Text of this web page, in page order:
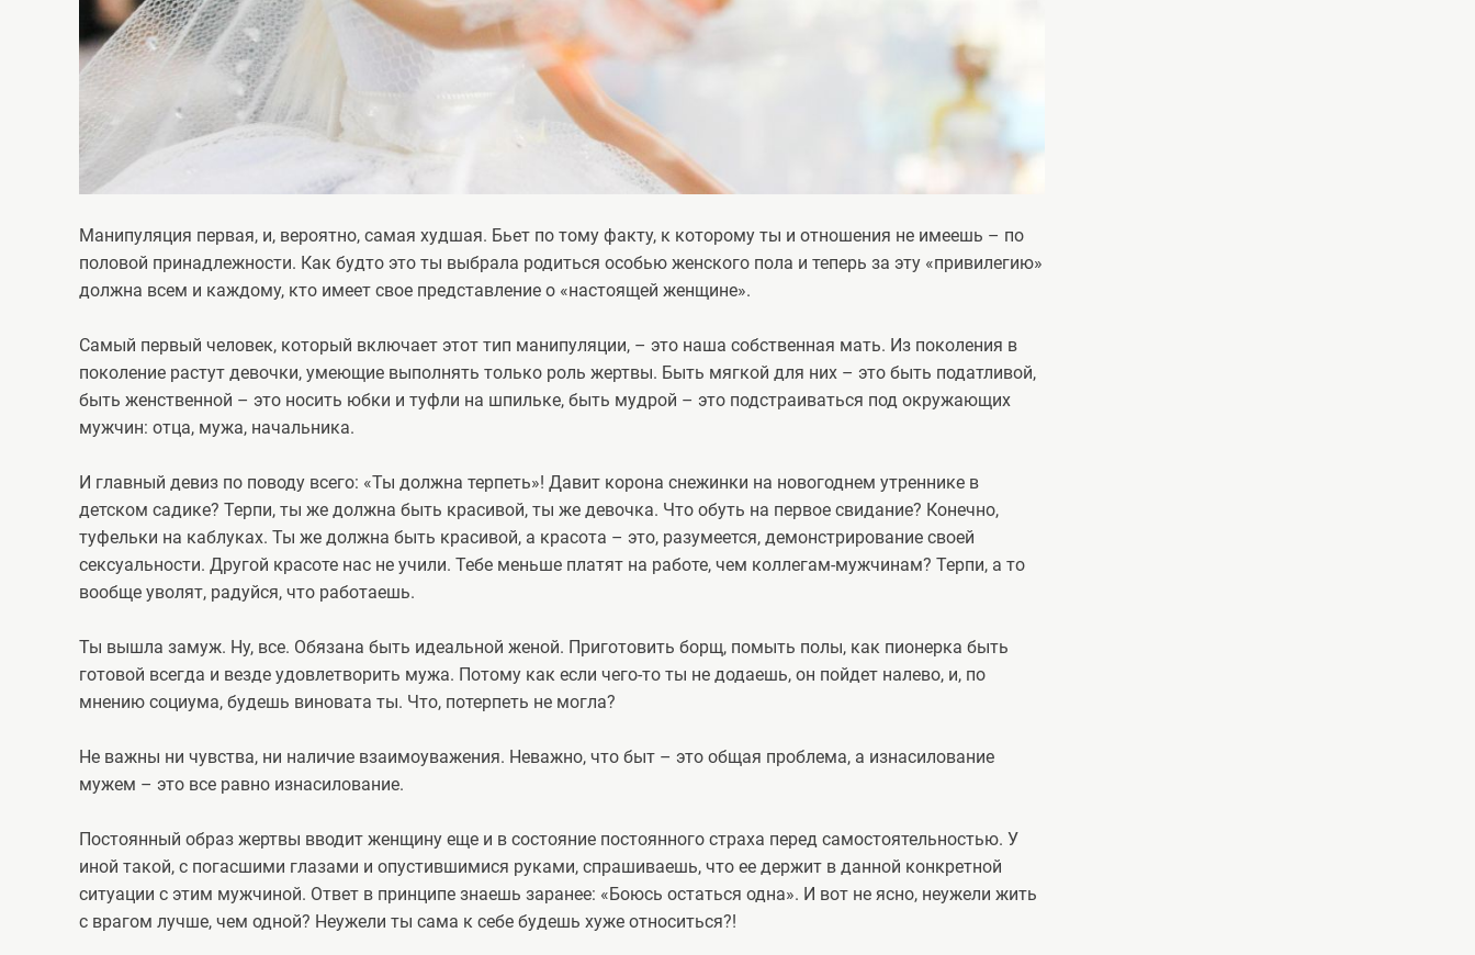
Манипуляция первая, и, вероятно, самая худшая. Бьет по тому факту, к которому ты и отношения не имеешь – по
половой принадлежности. Как будто это ты выбрала родиться особью женского пола и теперь за эту «привилегию»
должна всем и каждому, кто имеет свое представление о «настоящей женщине».
Самый первый человек, который включает этот тип манипуляции, – это наша собственная мать. Из поколения в
поколение растут девочки, умеющие выполнять только роль жертвы. Быть мягкой для них – это быть податливой,
быть женственной – это носить юбки и туфли на шпильке, быть мудрой – это подстраиваться под окружающих
мужчин: отца, мужа, начальника.
И главный девиз по поводу всего: «Ты должна терпеть»! Давит корона снежинки на новогоднем утреннике в
детском садике? Терпи, ты же должна быть красивой, ты же девочка. Что обуть на первое свидание? Конечно,
туфельки на каблуках. Ты же должна быть красивой, а красота – это, разумеется, демонстрирование своей
сексуальности. Другой красоте нас не учили. Тебе меньше платят на работе, чем коллегам-мужчинам? Терпи, а то
вообще уволят, радуйся, что работаешь.
Ты вышла замуж. Ну, все. Обязана быть идеальной женой. Приготовить борщ, помыть полы, как пионерка быть
готовой всегда и везде удовлетворить мужа. Потому как если чего-то ты не додаешь, он пойдет налево, и, по
мнению социума, будешь виновата ты. Что, потерпеть не могла?
Не важны ни чувства, ни наличие взаимоуважения. Неважно, что быт – это общая проблема, а изнасилование
мужем – это все равно изнасилование.
Постоянный образ жертвы вводит женщину еще и в состояние постоянного страха перед самостоятельностью. У
иной такой, с погасшими глазами и опустившимися руками, спрашиваешь, что ее держит в данной конкретной
ситуации с этим мужчиной. Ответ в принципе знаешь заранее: «Боюсь остаться одна». И вот не ясно, неужели жить
с врагом лучше, чем одной? Неужели ты сама к себе будешь хуже относиться?!